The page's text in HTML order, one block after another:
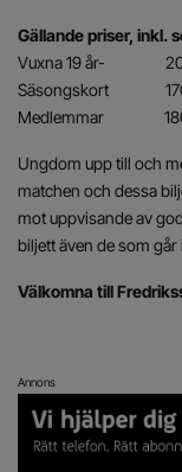
Gällande priser, inkl.
Vuxna 19 år-
Säsongskort 170
Medlemmar 180
Ungdom upp till och
matchen och dessa
mot uppvisande av
biljett även de som går
Välkomna till
Annons